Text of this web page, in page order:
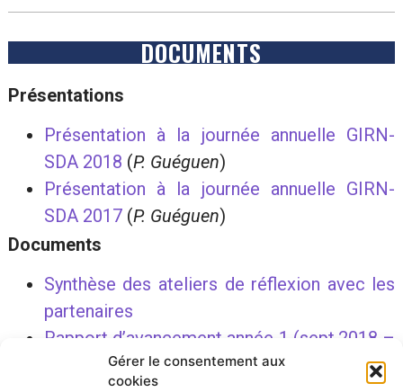
Gérer le consentement aux
cookies
DOCUMENTS
Présentations
Présentation à la journée annuelle GIRN-
SDA 2018 (P. Guéguen)
Présentation à la journée annuelle GIRN-
SDA 2017(P. Guéguen)
Documents
Synthèse des ateliers de réflexion avec les
partenaires
Rapport d’avancement année 1 (sept.2018 –
oct.2019)